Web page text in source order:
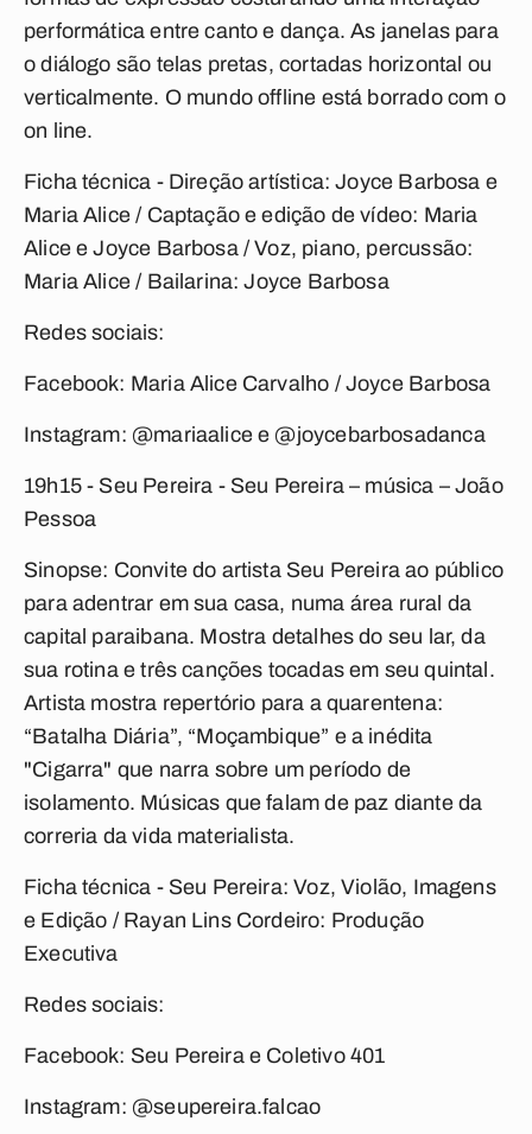
performática entre canto e dança. As janelas para
o diálogo são telas pretas, cortadas horizontal ou
verticalmente. O mundo offline está borrado com o
on line.
Ficha técnica - Direção artística: Joyce Barbosa e
Maria Alice / Captação e edição de vídeo: Maria
Alice e Joyce Barbosa / Voz, piano, percussão:
Maria Alice / Bailarina: Joyce Barbosa
Redes sociais:
Facebook: Maria Alice Carvalho / Joyce Barbosa
Instagram: @mariaalice e @joycebarbosadanca
19h15 - Seu Pereira - Seu Pereira– música – João
Pessoa
Sinopse: Convite do artista Seu Pereira ao público
para adentrar em sua casa, numa área rural da
capital paraibana. Mostra detalhes do seu lar, da
sua rotina e três canções tocadas em seu quintal.
Artista mostra repertório para a quarentena:
“Batalha Diária”, “Moçambique” e a inédita
"Cigarra" que narra sobre um período de
isolamento. Músicas que falam de paz diante da
correria da vida materialista.
Ficha técnica - Seu Pereira: Voz, Violão, Imagens
e Edição / Rayan Lins Cordeiro: Produção
Executiva
Redes sociais:
Facebook: Seu Pereira e Coletivo 401
Instagram: @seupereira.falcao